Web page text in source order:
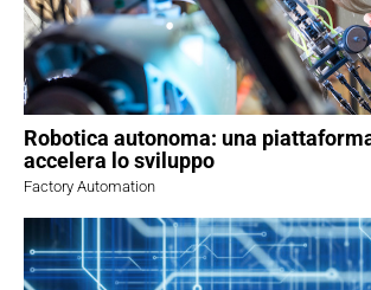
Robotica autonoma: una
accelera lo sviluppo
Factory Automation